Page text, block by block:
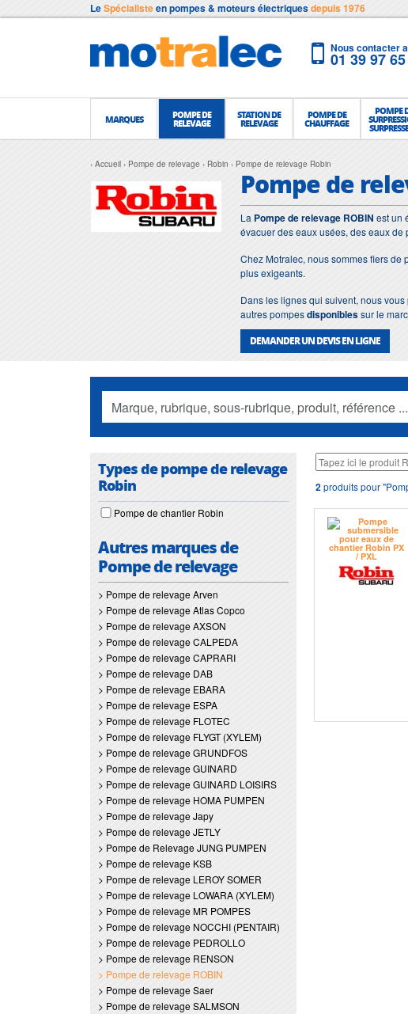
LeSpécialisteen pompes & moteurs électriquesdepuis 1976
Nous contacter
01 39 97
MARQUES POMPE DE
RELEVAGE
STATION DE
RELEVAGE
POMPE DE
CHAUFFAGE
POMPE
Accueil Pompe de relevage Robin Pompe de relevage Robin
Pompe de
La Pompe de relevage ROBIN est un
évacuer des eaux usées, des eaux
Chez Motralec, nous sommes fiers de
plus exigeants.
Dans les lignes qui suivent, nous
autres pompesdisponiblessur le
DEMANDER UN DEVIS EN LIGNE
Types de pompe de relevage
Robin
Pompe de chantier Robin
Autres marques de
Pompe de relevage
> Pompe de relevage Arven
> Pompe de relevage Atlas Copco
> Pompe de relevage AXSON
> Pompe de relevage CALPEDA
> Pompe de relevage CAPRARI
> Pompe de relevage DAB
> Pompe de relevage EBARA
> Pompe de relevage ESPA
> Pompe de relevage FLOTEC
> Pompe de relevage FLYGT (XYLEM)
> Pompe de relevage GRUNDFOS
> Pompe de relevage GUINARD
> Pompe de relevage GUINARD LOISIRS
> Pompe de relevage HOMA PUMPEN
> Pompe de relevage Japy
> Pompe de relevage JETLY
> Pompe de Relevage JUNG PUMPEN
> Pompe de relevage KSB
> Pompe de relevage LEROY SOMER
> Pompe de relevage LOWARA (XYLEM)
> Pompe de relevage MR POMPES
> Pompe de relevage NOCCHI (PENTAIR)
> Pompe de relevage PEDROLLO
> Pompe de relevage RENSON
> Pompe de relevage ROBIN
> Pompe de relevage Saer
> Pompe de relevage SALMSON
2produits pour